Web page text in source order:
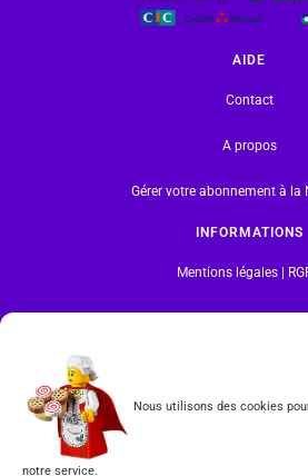
Nous utilisons des cookies
notre service.
AIDE
Contact
A propos
Gérer votre abonnement à la
INFORMATIONS
Mentions légales |
CGV
Tous les produits vendus sur ce site sont fabriqués par LEGO
marque déposée par The LEGO Group. Les propriétaires des
en restent les propriétaires. Tous droits réservés.